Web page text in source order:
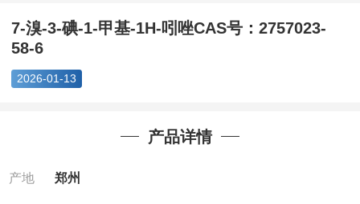
CAS...
7-溴-3-碘-1-甲基-1H-吲唑CAS号：2757023-
58-6
2026-01-13
产品详情
产地 郑州